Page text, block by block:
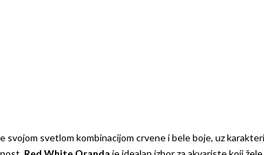
svojom svetlom kombinacijom crvene i bele boje, uz